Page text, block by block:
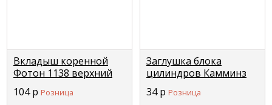
Вкладыш коренной
Фотон 1138 верхний
FOTON Т3111V005
104р Розница
Заглушка блока
цилиндров Камминз
ISBe (D=32mm) 3905369
CUMMINS 3900958
34р Розница